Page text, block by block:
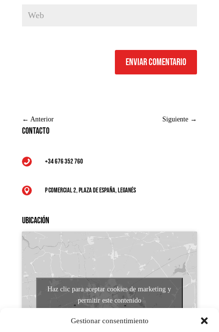
Gestionar consentimiento
Enviar comentario
← Anterior Siguiente →
Contacto
 +34 676 352 760
 P Comercial 2, Plaza de España, Leganés
Ubicación
Haz clic para aceptar cookies de marketing y
permitir este contenido